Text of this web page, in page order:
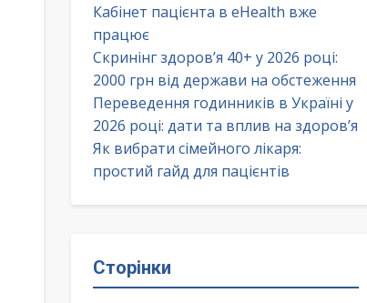
Кабінет пацієнта в eHealth вже
працює
Скринінг здоров’я 40+ у 2026 році:
2000 грн від держави на обстеження
Переведення годинників в Україні у
2026 році: дати та вплив на здоров’я
Як вибрати сімейного лікаря:
простий гайд для пацієнтів
Сторінки